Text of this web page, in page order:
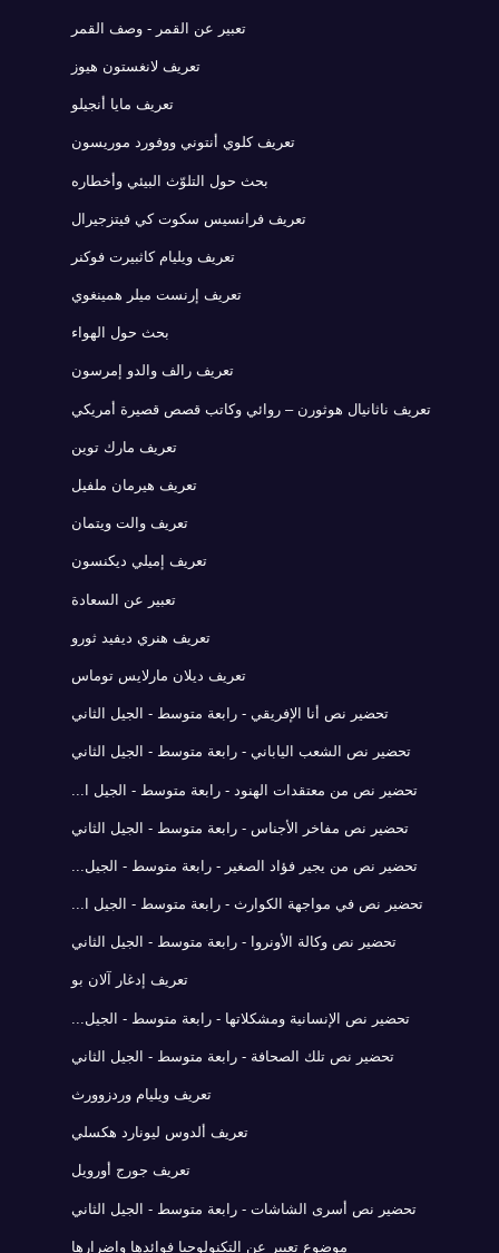
تعبير عن القمر - وصف القمر
تعريف لانغستون هيوز
تعريف مايا أنجيلو
تعريف كلوي أنتوني ووفورد موريسون
بحث حول التلوّث البيئي وأخطاره
تعريف فرانسيس سكوت كي فيتزجيرال
تعريف ويليام كاثبيرت فوكنر
تعريف إرنست ميلر همينغوي
بحث حول الهواء
تعريف رالف والدو إمرسون
تعريف ناثانيال هوثورن – روائي وكاتب قصص قصيرة أمريكي
تعريف مارك توين
تعريف هيرمان ملفيل
تعريف والت ويتمان
تعريف إميلي ديكنسون
تعبير عن السعادة
تعريف هنري ديفيد ثورو
تعريف ديلان مارلايس توماس
تحضير نص أنا الإفريقي - رابعة متوسط - الجيل الثاني
تحضير نص الشعب الياباني - رابعة متوسط - الجيل الثاني
تحضير نص من معتقدات الهنود - رابعة متوسط - الجيل ا...
تحضير نص مفاخر الأجناس - رابعة متوسط - الجيل الثاني
تحضير نص من يجير فؤاد الصغير - رابعة متوسط - الجيل...
تحضير نص في مواجهة الكوارث - رابعة متوسط - الجيل ا...
تحضير نص وكالة الأونروا - رابعة متوسط - الجيل الثاني
تعريف إدغار آلان بو
تحضير نص الإنسانية ومشكلاتها - رابعة متوسط - الجيل...
تحضير نص تلك الصحافة - رابعة متوسط - الجيل الثاني
تعريف ويليام وردزوورث
تعريف ألدوس ليونارد هكسلي
تعريف جورج أورويل
تحضير نص أسرى الشاشات - رابعة متوسط - الجيل الثاني
موضوع تعبير عن التكنولوجيا فوائدها واضرارها